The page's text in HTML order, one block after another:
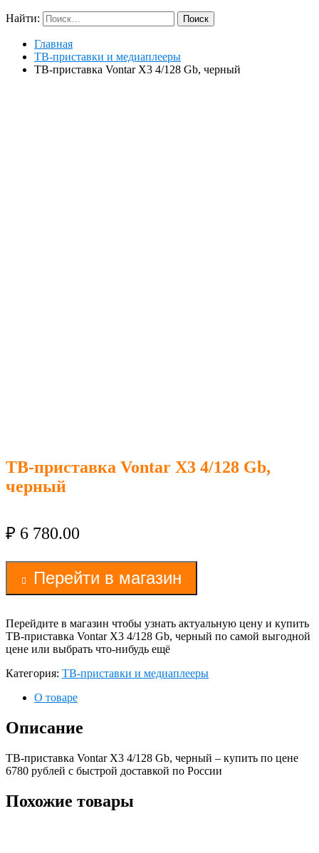
Найти:
Главная
ТВ-приставки и медиаплееры
ТВ-приставка Vontar X3 4/128 Gb, черный
ТВ-приставка Vontar X3 4/128 Gb,
черный
₽ 6 780.00
Перейти в магазин
Перейдите в магазин чтобы узнать актуальную цену и купить
ТВ-приставка Vontar X3 4/128 Gb, черный по самой выгодной
цене или выбрать что-нибудь ещё
Категория: ТВ-приставки и медиаплееры
О товаре
Описание
ТВ-приставка Vontar X3 4/128 Gb, черный – купить по цене
6780 рублей с быстрой доставкой по России
Похожие товары